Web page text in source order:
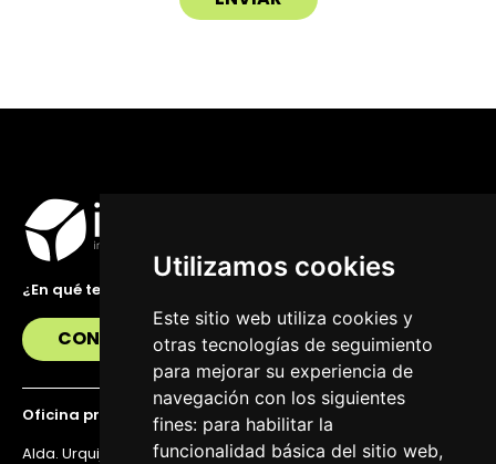
Utilizamos cookies
Este sitio web utiliza cookies y
otras tecnologías de seguimiento
para mejorar su experiencia de
navegación con los siguientes
fines: para habilitar la
funcionalidad básica del sitio web,
¿En qué te podemos ayudar?
CONTÁCTANOS
Oficina principal
Alda. Urquijo 36, 6ª planta, 48011 Bilbao